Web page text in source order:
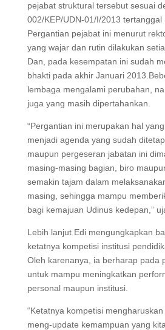
pejabat struktural tersebut sesuai
002/KEP/UDN-01/I/2013 tertanggal
Pergantian pejabat ini menurut
yang wajar dan rutin dilakukan
Dan, pada kesempatan ini sudah
bhakti pada akhir Januari
lembaga mengalami perubahan,
juga yang masih dipertahankan.
“Pergantian ini merupakan hal
menjadi agenda yang sudah
maupun pergeseran jabatan ini
masing-masing bagian, biro
semakin tajam dalam
masing, sehingga mampu
bagi kemajuan Udinus kedepan,”
Lebih lanjut Edi mengungkapkan
ketatnya kompetisi institusi
Oleh karenanya, ia berharap pada
untuk mampu meningkatkan
personal maupun institusi.
“Ketatnya kompetisi
meng-update kemampuan yang